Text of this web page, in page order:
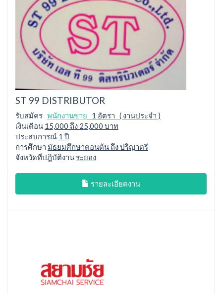
ST 99 DISTRIBUTOR
รับสมัคร พนักงานขาย 1 อัตรา ( งานประจำ )
เงินเดือน 15,000 ถึง 25,000 บาท
ประสบการณ์ 1 ปี
การศึกษา มัธยมศึกษาตอนต้น ถึง ปริญาตรี
จังหวัดที่ปฎิบัติงาน ระยอง
รายละเอียดงาน